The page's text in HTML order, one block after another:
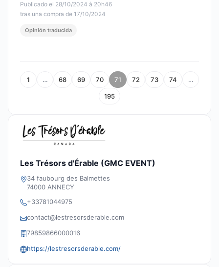
Publicado el 28/10/2024 à 20h46
tras una compra de 17/10/2024
Opinión traducida
1 … 68 69 70 71 72 73 74 …
195
Les Trésors d'Érable (GMC EVENT)
34 faubourg des Balmettes
74000 ANNECY
+33781044975
contact@lestresorsderable.com
79859866000016
https://lestresorsderable.com/